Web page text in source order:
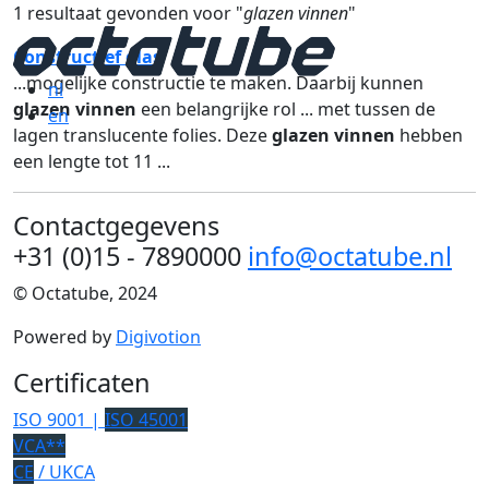
nl
en
1 resultaat gevonden voor "glazen vinnen"
Constructief glas
...mogelijke constructie te maken. Daarbij kunnen
glazen vinnen een belangrijke rol ... met tussen de
lagen translucente folies. Dezeglazen vinnen hebben
een lengte tot 11 ...
Contactgegevens
+31 (0)15 - 7890000 info@octatube.nl
© Octatube, 2024
Powered by Digivotion
Certificaten
ISO 9001 | ISO 45001
VCA**
CE / UKCA